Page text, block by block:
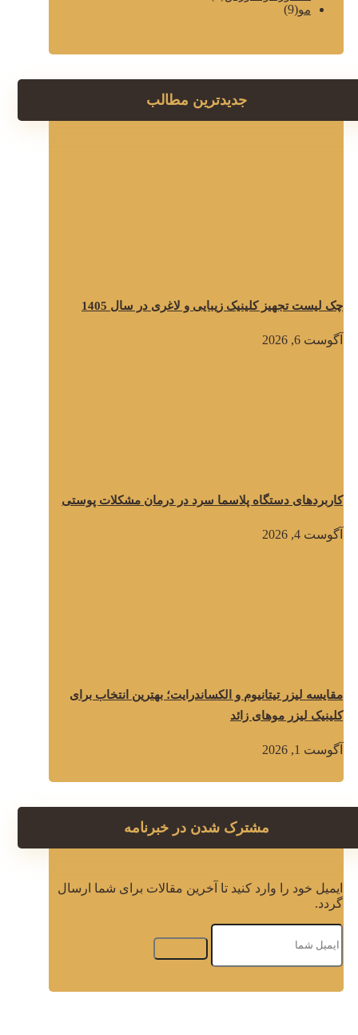
مو(9)
جدیدترین مطالب
چک لیست تجهیز کلینیک زیبایی و لاغری در سال 1405
آگوست 6, 2026
کاربردهای دستگاه پلاسما سرد در درمان مشکلات پوستی
آگوست 4, 2026
مقایسه لیزر تیتانیوم و الکساندرایت؛ بهترین انتخاب برای
کلینیک لیزر موهای زائد
آگوست 1, 2026
مشترک شدن در خبرنامه
ایمیل خود را وارد کنید تا آخرین مقالات برای شما ارسال
گردد.